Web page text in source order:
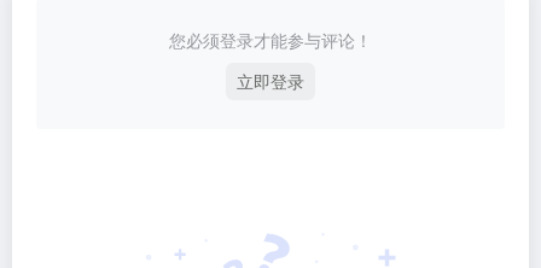
您必须登录才能参与评论！
立即登录